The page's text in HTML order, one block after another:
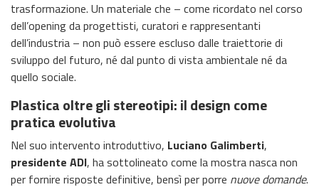
trasformazione. Un materiale che – come ricordato nel corso
dell’opening da progettisti, curatori e rappresentanti
dell’industria – non può essere escluso dalle traiettorie di
sviluppo del futuro, né dal punto di vista ambientale né da
quello sociale.
Plastica oltre gli stereotipi: il design come
pratica evolutiva
Nel suo intervento introduttivo, Luciano Galimberti,
presidente ADI, ha sottolineato come la mostra nasca non
per fornire risposte definitive, bensì per porre nuove domande.